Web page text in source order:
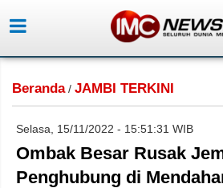
Beranda/ JAMBI TERKINI
Selasa, 15/11/2022 - 15:51:31 WIB
Ombak Besar Rusak
Penghubung di